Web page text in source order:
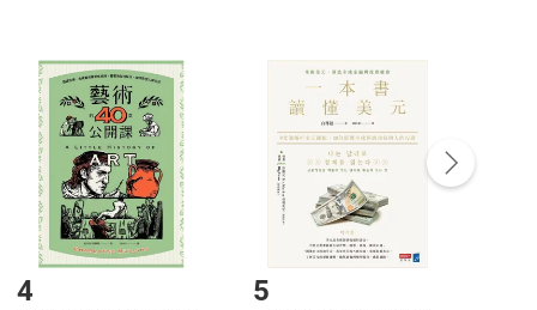
點選「瀏覽訂單明細」 「申請取消訂單/ 退
貨。
付款方式
Payment
完成訂單
Complete
號，下載書籍後看書
4 5